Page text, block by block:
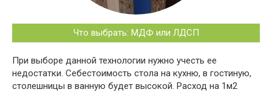
Что выбрать: МДФ или ЛДСП
При выборе данной технологии нужно учесть ее
недостатки. Себестоимость стола на кухню, в гостиную,
столешницы в ванную будет высокой. Расход на 1м2